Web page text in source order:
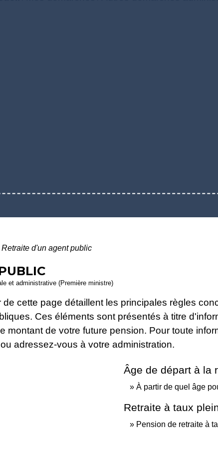
Retraite d'un agent public
et administrative (Première ministre)
cette page détaillent les principales règles
Ces éléments sont présentés à titre
montant de votre future pension. Pour toute
adressez-vous à votre administration.
Âge de départ à la
À partir de quel âge
Retraite à taux
Pension de retraite à